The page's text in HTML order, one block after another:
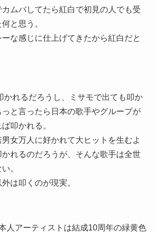
ムバしてたら紅白で初見の人でも受
と思う。
な感じに仕上げてきたから紅白だと
かれるだろうし、ミサモで出ても叩か
と言ったら日本の歌手やグループが
叩かれる。
女万人に好かれて大ヒットを生むよ
かれるのだろうが、そんな歌手は全世
。
は叩くのが現実。
人アーティストは結成10周年の緑黄色